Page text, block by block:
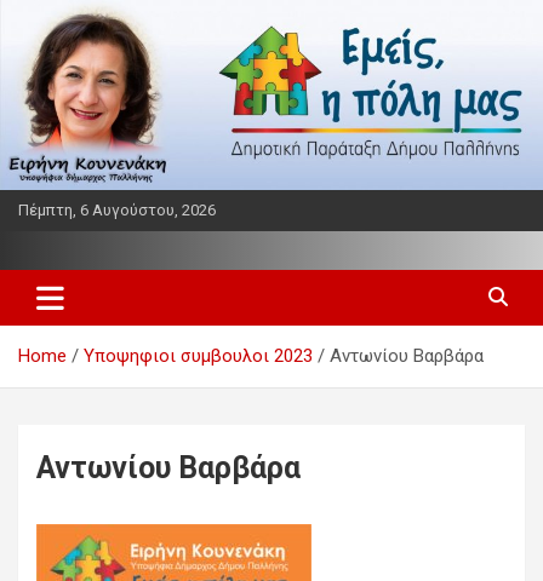
content
Πέμπτη, 6 Αυγούστου, 2026
Εμείς η πόλη μας
Home Υποψηφιοι συμβουλοι 2023 Αντωνίου Βαρβάρα
Αντωνίου Βαρβάρα